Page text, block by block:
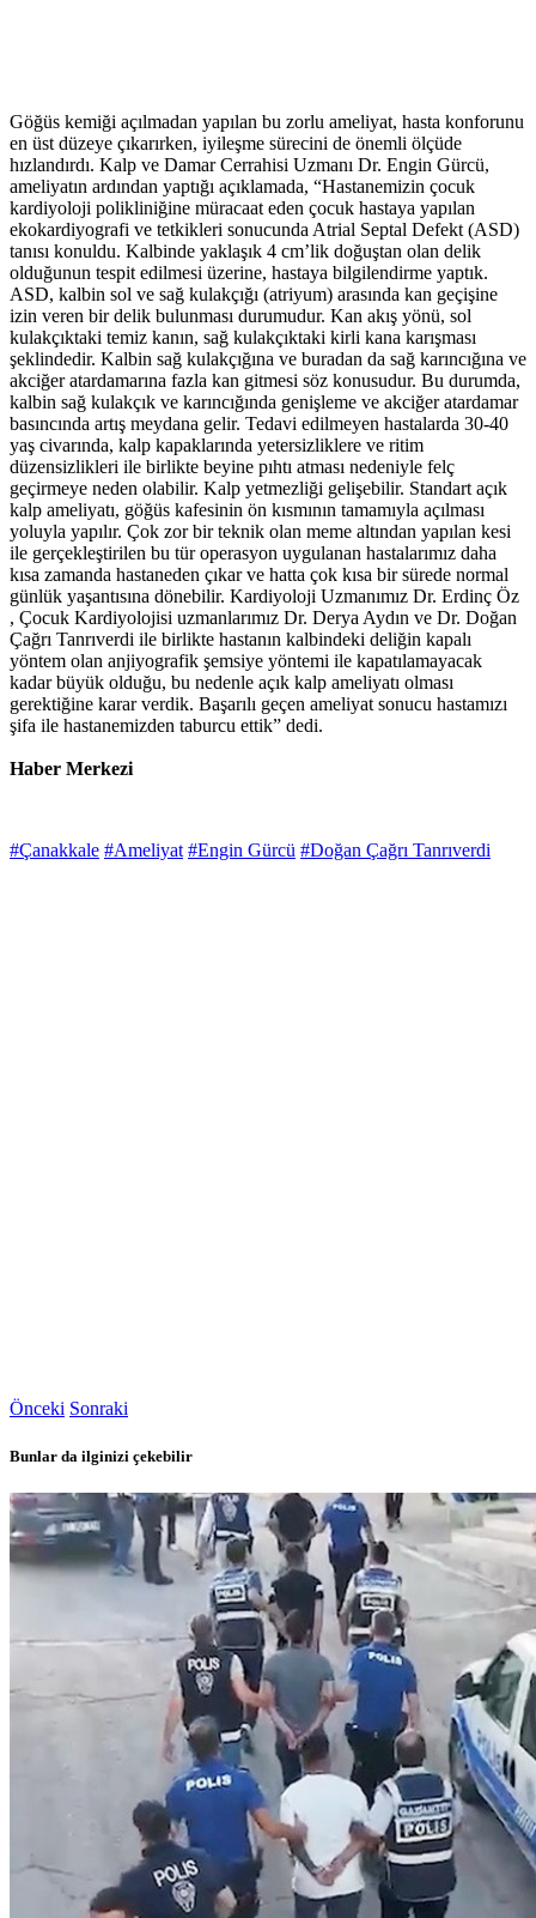
Göğüs kemiği açılmadan yapılan bu zorlu ameliyat, hasta konforunu
en üst düzeye çıkarırken, iyileşme sürecini de önemli ölçüde
hızlandırdı. Kalp ve Damar Cerrahisi Uzmanı Dr. Engin Gürcü,
ameliyatın ardından yaptığı açıklamada, “Hastanemizin çocuk
kardiyoloji polikliniğine müracaat eden çocuk hastaya yapılan
ekokardiyografi ve tetkikleri sonucunda Atrial Septal Defekt (ASD)
tanısı konuldu. Kalbinde yaklaşık 4 cm’lik doğuştan olan delik
olduğunun tespit edilmesi üzerine, hastaya bilgilendirme yaptık.
ASD, kalbin sol ve sağ kulakçığı (atriyum) arasında kan geçişine
izin veren bir delik bulunması durumudur. Kan akış yönü, sol
kulakçıktaki temiz kanın, sağ kulakçıktaki kirli kana karışması
şeklindedir. Kalbin sağ kulakçığına ve buradan da sağ karıncığına ve
akciğer atardamarına fazla kan gitmesi söz konusudur. Bu durumda,
kalbin sağ kulakçık ve karıncığında genişleme ve akciğer atardamar
basıncında artış meydana gelir. Tedavi edilmeyen hastalarda 30-40
yaş civarında, kalp kapaklarında yetersizliklere ve ritim
düzensizlikleri ile birlikte beyine pıhtı atması nedeniyle felç
geçirmeye neden olabilir. Kalp yetmezliği gelişebilir. Standart açık
kalp ameliyatı, göğüs kafesinin ön kısmının tamamıyla açılması
yoluyla yapılır. Çok zor bir teknik olan meme altından yapılan kesi
ile gerçekleştirilen bu tür operasyon uygulanan hastalarımız daha
kısa zamanda hastaneden çıkar ve hatta çok kısa bir sürede normal
günlük yaşantısına dönebilir. Kardiyoloji Uzmanımız Dr. Erdinç Öz
, Çocuk Kardiyolojisi uzmanlarımız Dr. Derya Aydın ve Dr. Doğan
Çağrı Tanrıverdi ile birlikte hastanın kalbindeki deliğin kapalı
yöntem olan anjiyografik şemsiye yöntemi ile kapatılamayacak
kadar büyük olduğu, bu nedenle açık kalp ameliyatı olması
gerektiğine karar verdik. Başarılı geçen ameliyat sonucu hastamızı
şifa ile hastanemizden taburcu ettik” dedi.
Haber Merkezi
#Çanakkale #Ameliyat #Engin Gürcü #Doğan Çağrı Tanrıverdi
Önceki Sonraki
Bunlar da ilginizi çekebilir